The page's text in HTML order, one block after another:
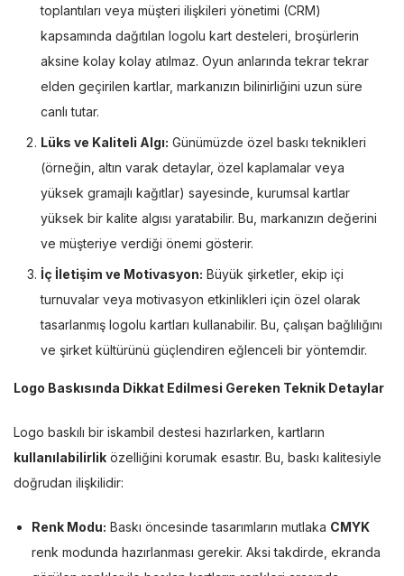
toplantıları veya müşteri ilişkileri yönetimi (CRM)
kapsamında dağıtılan logolu kart desteleri, broşürlerin
aksine kolay kolay atılmaz. Oyun anlarında tekrar tekrar
elden geçirilen kartlar, markanızın bilinirliğini uzun süre
canlı tutar.
Lüks ve Kaliteli Algı: Günümüzde özel baskı teknikleri
(örneğin, altın varak detaylar, özel kaplamalar veya
yüksek gramajlı kağıtlar) sayesinde, kurumsal kartlar
yüksek bir kalite algısı yaratabilir. Bu, markanızın değerini
ve müşteriye verdiği önemi gösterir.
İç İletişim ve Motivasyon: Büyük şirketler, ekip içi
turnuvalar veya motivasyon etkinlikleri için özel olarak
tasarlanmış logolu kartları kullanabilir. Bu, çalışan bağlılığını
ve şirket kültürünü güçlendiren eğlenceli bir yöntemdir.
Logo Baskısında Dikkat Edilmesi Gereken Teknik Detaylar
Logo baskılı bir iskambil destesi hazırlarken, kartların
kullanılabilirlik özelliğini korumak esastır. Bu, baskı kalitesiyle
doğrudan ilişkilidir:
Renk Modu: Baskı öncesinde tasarımların mutlaka CMYK
renk modunda hazırlanması gerekir. Aksi takdirde, ekranda